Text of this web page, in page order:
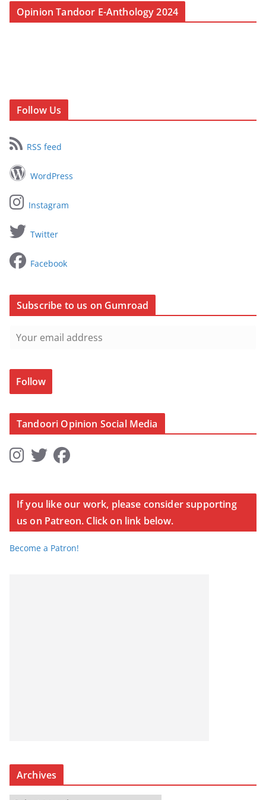
Opinion Tandoor E-Anthology 2024
Follow Us
RSS feed
WordPress
Instagram
Twitter
Facebook
Subscribe to us on Gumroad
Follow
Tandoori Opinion Social Media
If you like our work, please consider supporting
us on Patreon. Click on link below.
Become a Patron!
Archives